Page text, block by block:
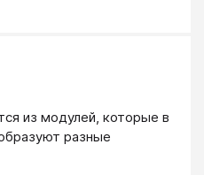
из модулей, которые в
разные